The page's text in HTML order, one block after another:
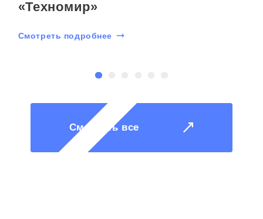
«Техномир»
Смотреть подробнее
Смотреть все